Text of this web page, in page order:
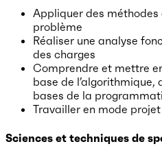
Appliquer des méthodes
problème
Réaliser une analyse
des charges
Comprendre et mettre
base de
bases de la
Travailler en mode projet
Sciences et techniques de